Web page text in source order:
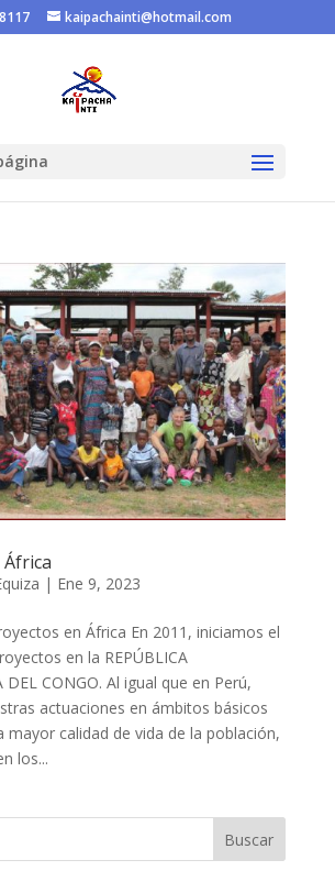
kaipachainti@hotmail.com
| Ene 9, 2023
en África En 2011, iniciamos el
en la REPÚBLICA
DEL CONGO. Al igual que en Perú,
actuaciones en ámbitos básicos
mayor calidad de vida de la población,
los...
Buscar